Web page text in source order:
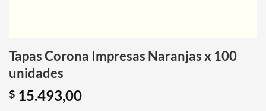
Tapas Corona Impresas Naranjas x 100
unidades
$ 15.493,00